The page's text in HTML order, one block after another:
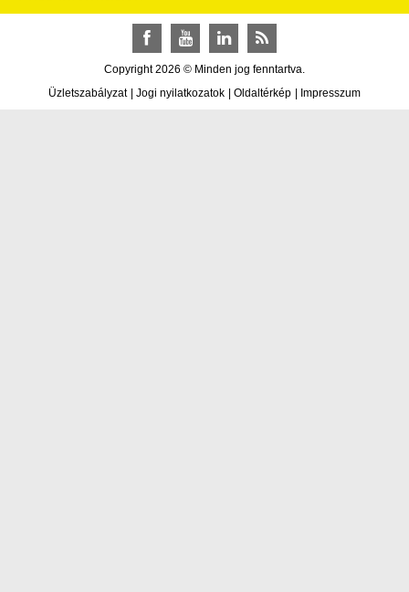
Copyright 2026 © Minden jog fenntartva.
FacebookYouTubeLinkedInRSS
Üzletszabályzat Jogi nyilatkozatok Oldaltérkép Impresszum